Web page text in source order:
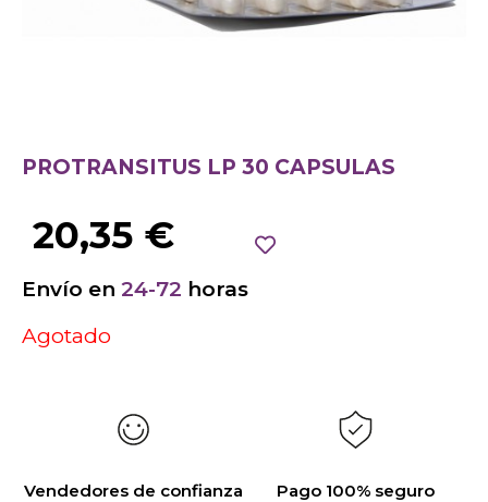
PROTRANSITUS LP 30 CAPSULAS
20,35 €
Envío en 24-72 horas
Agotado
Vendedores de confianza Pago 100% seguro